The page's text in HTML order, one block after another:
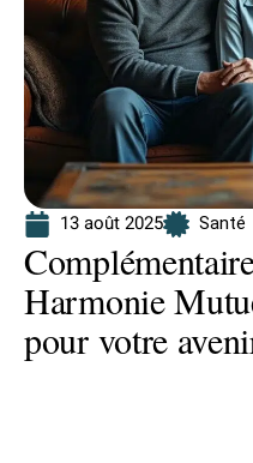
13 août 2025 Santé
Harmonie
pour votre